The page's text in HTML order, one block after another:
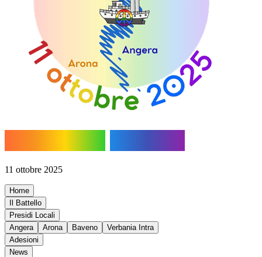
11 ottobre 2025
Home
Il Battello
Presidi Locali
Angera
Arona Baveno
Verbania Intra
Adesioni
News